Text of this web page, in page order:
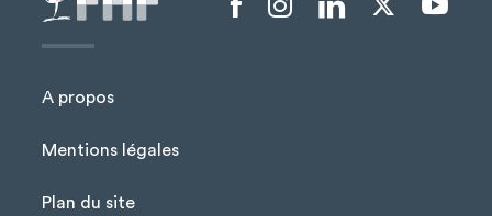
A propos
Mentions légales
Plan du site
Menu liens sociaux